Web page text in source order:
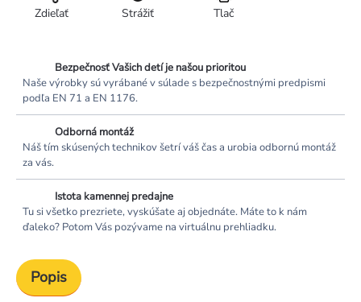
Tlač
Strážiť
Zdieľať
Bezpečnosť Vašich detí je našou prioritou
Naše výrobky sú vyrábané v súlade s bezpečnostnými predpismi
podľa EN 71 a EN 1176.
Odborná montáž
Náš tím skúsených technikov šetrí váš čas a urobia odbornú montáž
za vás.
Istota kamennej predajne
Tu si všetko prezriete, vyskúšate aj objednáte. Máte to k nám
ďaleko? Potom Vás pozývame na virtuálnu prehliadku.
Popis